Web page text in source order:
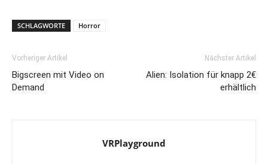
SCHLAGWORTE Horror
Vorheriger Artikel
Bigscreen mit Video on
Demand
Nächster Artikel
Alien: Isolation für knapp 2€
erhältlich
VRPlayground